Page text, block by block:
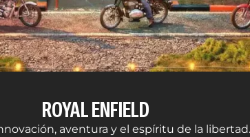
ROYAL ENFIELD
aventura y el espíritu de la